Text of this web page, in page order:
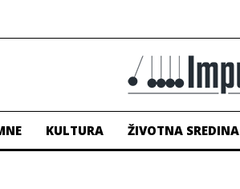
KULTURA ŽIVOTNA SREDINA